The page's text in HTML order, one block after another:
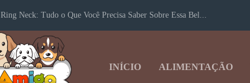
Ring Neck: Tudo o Que Você Precisa Saber Sobre Essa Bel...
INÍCIO ALIMENTAÇÃO